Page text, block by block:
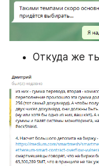
Откуда же